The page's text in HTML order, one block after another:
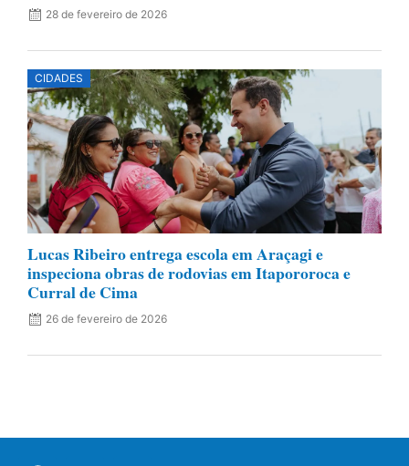
28 de fevereiro de 2026
CIDADES
Lucas Ribeiro entrega escola em Araçagi e
inspeciona obras de rodovias em Itapororoca e
Curral de Cima
26 de fevereiro de 2026